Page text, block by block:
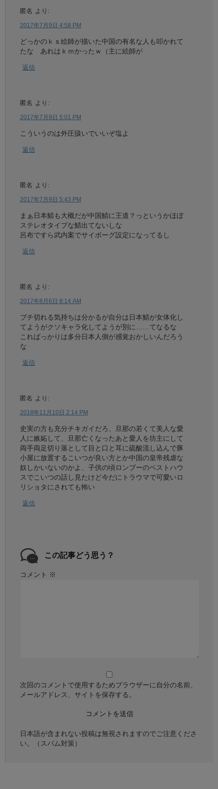
匿名 より:
2017年7月9日 4:58 PM
どっかのｋｓ絵師が描いた中国の有名な人も叩かれて
たな あれはｋｍかったｗ（主に絵師が
返信
匿名 より:
2017年7月9日 5:01 PM
こういうのは外圧扱いでいいぞ塩よ
返信
匿名 より:
2017年7月9日 5:43 PM
まぁ日本鯖も大概だが中国鯖に王道？っというかほぼ
ステレオタイプな鯖出てないしな
呂布ですら武内案でサイボーグ設定になってるし
返信
匿名 より:
2017年8月6日 8:14 AM
ブチ切れる気持ちは分かるが自分は日本鯖が女体化し
てようがクソキャラ化してようが別に……てなるな
こればっかりは多分日本人側が感覚おかしいんだろう
な
返信
匿名 より:
2018年11月10日 2:14 PM
史実の方も充分チキガイだろ、旦那の若くて美人な愛
人に嫉妬して、旦那亡くなったあと愛人を坊主にして
両手両足切り落として目と口と耳に硫酸流し込んで豚
小屋に放置するこいつが良い方とか中国の皇帝残虐な
奴しかいないのかよ、子供の頃ロンブーのベストハウ
スでこいつの話し見たけど今だにトラウマで可愛いロ
リショタにされても怖い
返信
この記事どう思う？
コメント ※
次回のコメントで使用するためブラウザーに自分の名前、
メールアドレス、サイトを保存する。
日本語が含まれない投稿は無視されますのでご注意くださ
い。（スパム対策）